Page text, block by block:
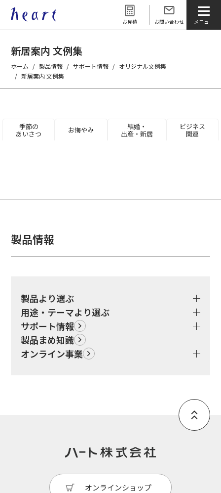
お見積 お問い合わせ
新居案内 文例集
ホーム 製品情報 サポート情報
オリジナル文例集
新居案内 文例集
季節の
あいさつ お悔やみ 結婚・
出産・新居
ビジネス
関連
製品情報
製品より選ぶ
用途・テーマより選ぶ
サポート情報
製品まめ知識
オンライン事業
オンラインショップ